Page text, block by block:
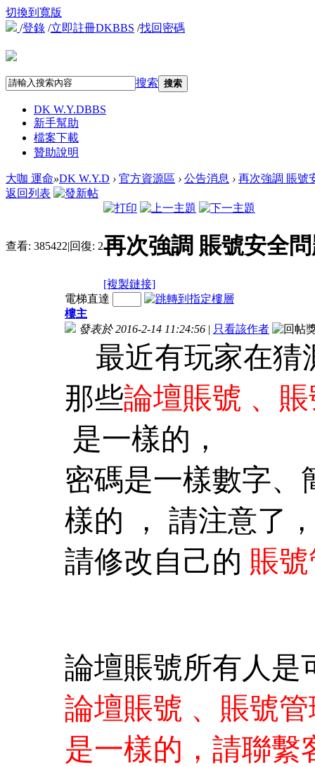
切換到寬版
/登錄 /立即註冊DKBBS /找回密碼
搜索 搜索
DK W.Y.DBBS
新手幫助
檔案下載
贊助說明
大咖 運命»DK W.Y.D › 官方資源區 › 公告消息 › 再次強調 賬號
返回列表
查看: 385422|回復: 2再次強調 賬號安全
[複製鏈接]
電梯直達
樓主
發表於 2016-2-14 11:24:56 | 只看該作者
最近有玩家在猜
那些論壇賬號 、
是一樣的，
密碼是一樣數字、
樣的 ， 請注意了
請修改自己的 賬
論壇賬號所有人是
論壇賬號 、賬號
是一樣的， 請聯繫